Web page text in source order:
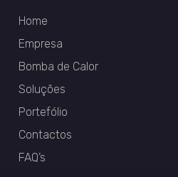
Home
Empresa
Bomba de Calor
Soluções
Portefólio
Contactos
FAQ’s